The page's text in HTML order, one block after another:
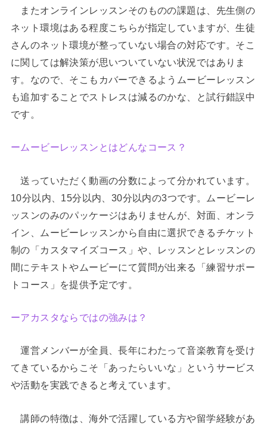
またオンラインレッスンそのものの課題は、先生側の
ネット環境はある程度こちらが指定していますが、生徒
さんのネット環境が整っていない場合の対応です。そこ
に関しては解決策が思いついていない状況ではありま
す。なので、そこもカバーできるようムービーレッスン
も追加することでストレスは減るのかな、と試行錯誤中
です。
ームービーレッスンとはどんなコース？
送っていただく動画の分数によって分かれています。
10分以内、15分以内、30分以内の3つです。ムービーレ
ッスンのみのパッケージはありませんが、対面、オンラ
イン、ムービーレッスンから自由に選択できるチケット
制の「カスタマイズコース」や、レッスンとレッスンの
間にテキストやムービーにて質問が出来る「練習サポー
トコース」を提供予定です。
ーアカスタならではの強みは？
運営メンバーが全員、長年にわたって音楽教育を受け
てきているからこそ「あったらいいな」というサービス
や活動を実践できると考えています。
講師の特徴は、海外で活躍している方や留学経験があ